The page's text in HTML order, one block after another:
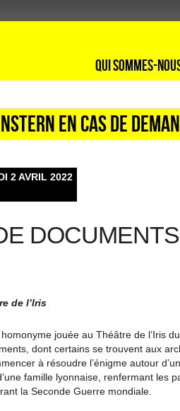
Qui sommes-
EN CAS DE
2 AVRIL 2022
DOCUMENTS
de l’Iris
jouée au Théâtre de l’Iris
dont certains se trouvent aux
à résoudre l’énigme autour
famille lyonnaise, renfermant les
la Seconde Guerre mondiale.